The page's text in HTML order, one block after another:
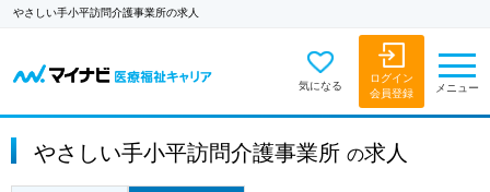
やさしい手小平訪問介護事業所の求人
気になる
ログイン
会員登録
メニュー
やさしい手小平訪問介護事業所 の求人